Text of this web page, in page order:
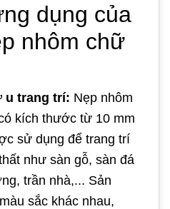
dụng của
nhôm chữ
u trang trí: Nẹp nhôm
kích thước từ 10 mm
sử dụng để trang trí
như sàn gỗ, sàn đá
trần nhà,... Sản
sắc khác nhau,